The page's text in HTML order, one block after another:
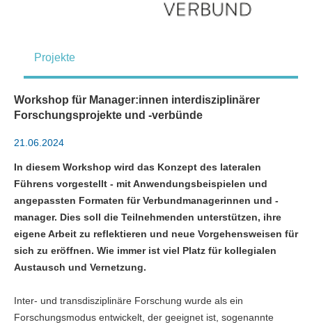
Projekte
Workshop für Manager:innen interdisziplinärer
Forschungsprojekte und -verbünde
21.06.2024
In diesem Workshop wird das Konzept des lateralen
Führens vorgestellt - mit Anwendungsbeispielen und
angepassten Formaten für Verbundmanagerinnen und -
manager. Dies soll die Teilnehmenden unterstützen, ihre
eigene Arbeit zu reflektieren und neue Vorgehensweisen für
sich zu eröffnen. Wie immer ist viel Platz für kollegialen
Austausch und Vernetzung.
Inter- und transdisziplinäre Forschung wurde als ein
Forschungsmodus entwickelt, der geeignet ist, sogenannte